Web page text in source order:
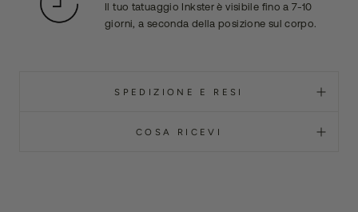
Il tuo tatuaggio Inkster è visibile fino a 7-10
giorni, a seconda della posizione sul corpo.
SPEDIZIONE E RESI
COSA RICEVI